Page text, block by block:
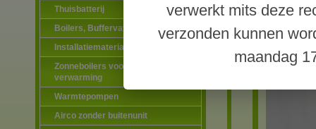
Thuisbatterij
Boilers, Buffervaten en toebehoren
Installatiematerialen
Zonneboilers voor warmtapwater en
verwarming
Warmtepompen
Airco zonder buitenunit
verwerkt mits deze
verzonden kunnen
maandag